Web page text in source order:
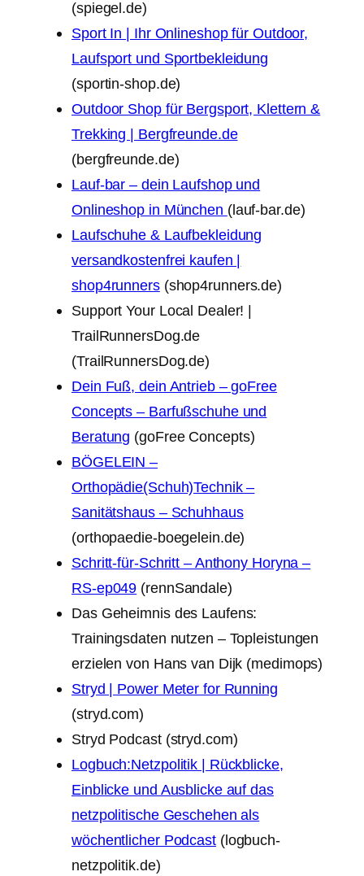
(spiegel.de)
Sport In | Ihr Onlineshop für Outdoor,
Laufsport und Sportbekleidung
(sportin-shop.de)
Outdoor Shop für Bergsport, Klettern &
Trekking | Bergfreunde.de
(bergfreunde.de)
Lauf-bar – dein Laufshop und
Onlineshop in München (lauf-bar.de)
Laufschuhe & Laufbekleidung
versandkostenfrei kaufen |
shop4runners(shop4runners.de)
Support Your Local Dealer! |
TrailRunnersDog.de
(TrailRunnersDog.de)
Dein Fuß, dein Antrieb – goFree
Concepts – Barfußschuhe und
Beratung (goFree Concepts)
BÖGELEIN –
Orthopädie(Schuh)Technik –
Sanitätshaus – Schuhhaus
(orthopaedie-boegelein.de)
Schritt-für-Schritt – Anthony Horyna –
RS-ep049 (rennSandale)
Das Geheimnis des Laufens:
Trainingsdaten nutzen – Topleistungen
erzielen von Hans van Dijk (medimops)
Stryd | Power Meter for Running
(stryd.com)
Stryd Podcast (stryd.com)
Logbuch:Netzpolitik | Rückblicke,
Einblicke und Ausblicke auf das
netzpolitische Geschehen als
wöchentlicher Podcast(logbuch-
netzpolitik.de)